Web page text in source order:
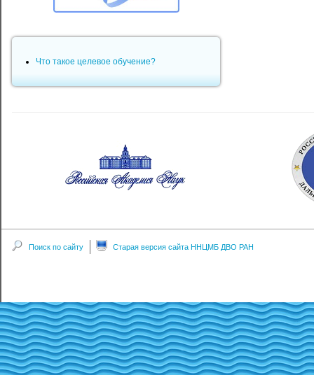
Что такое целевое обучение?
Поиск по сайту Старая версия сайта ННЦМБ ДВО РАН